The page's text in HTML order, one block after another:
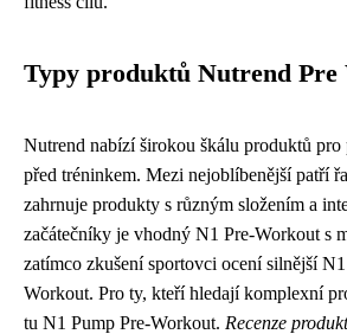
Typy produktů Nutrend Pre
Nutrend nabízí širokou škálu produktů
před tréninkem. Mezi nejoblíbenější patří
zahrnuje produkty s různým složením a
začátečníky je vhodný N1 Pre-Workout s
zatímco zkušení sportovci ocení silnější
Workout. Pro ty, kteří hledají komplexní
tu N1 Pump Pre-Workout. Recenze